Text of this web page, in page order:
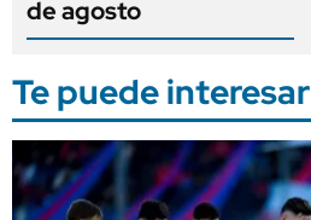
de agosto
Te puede interesar